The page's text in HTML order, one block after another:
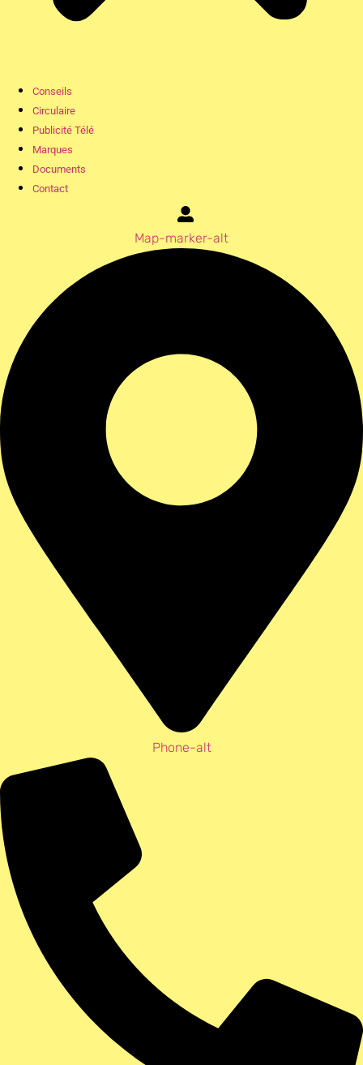
Conseils
Circulaire
Publicité Télé
Marques
Documents
Contact
Map-marker-alt
Phone-alt